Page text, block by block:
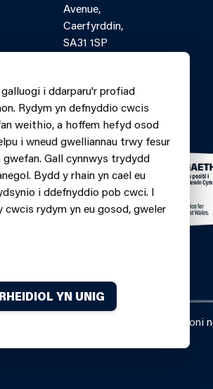
Avenue,
Caerfyrddin,
SA31 1SP
lein Ffon.
0370 6060699
i ddarparu'r profiad
Rydym yn defnyddio cwcis
weithio, a hoffem hefyd osod
i wneud gwelliannau trwy fesur
Gall cynnwys trydydd
Bydd y rhain yn cael eu
i ddefnyddio pob cwci. I
rydym yn eu gosod, gweler
YN UNIG
Achub Canolbarth a Gorllewin Cymru oni